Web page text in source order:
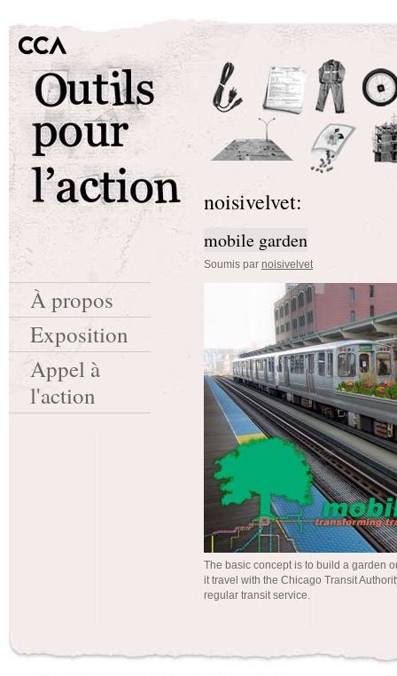
noisivelvet:
mobile garden
Soumis par noisivelvet
The basic concept is to build a garden
it travel with the Chicago Transit
regular transit service.
À propos
Exposition
Appel à
l'action